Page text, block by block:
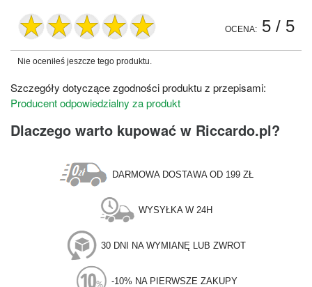
OCENA: 5 / 5
Nie oceniłeś jeszcze tego produktu.
Szczegóły dotyczące zgodności produktu z przepisami:
Producent odpowiedzialny za produkt
Dlaczego warto kupować w Riccardo.pl?
DARMOWA DOSTAWA OD 199 ZŁ
WYSYŁKA W 24H
30 DNI NA WYMIANĘ LUB ZWROT
-10% NA PIERWSZE ZAKUPY